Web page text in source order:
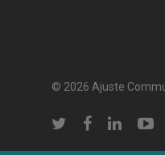
© 2026 Ajuste